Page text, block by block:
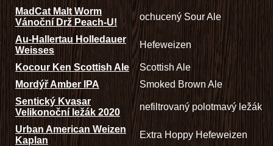
MadCat Malt Worm
Vánoční Drž Peach-U!
ochucený Sour Ale
Au-Hallertau Holledauer
Weisses
Hefeweizen
Kocour Ken Scottish Ale
Scottish Ale
Mordýř Amber IPA
Smoked Brown Ale
Sentický Kvasar
Velikonoční ležák 2020
nefiltrovaný polotmavý ležák
Urban American Weizen
Kaplan
Extra Hoppy Hefeweizen